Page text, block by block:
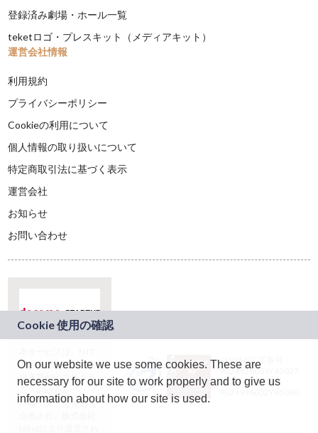
登録済み劇場・ホール一覧
teketロゴ・プレスキット（メディアキット）
運営会社情報
利用規約
プライバシーポリシー
Cookieの利用について
個人情報の取り扱いについて
特定商取引法に基づく表示
運営会社
お知らせ
お問い合わせ
ドコモグループの新
規事業創出プログラ
ム「docomo
STARTUP」を通じて
JASRAC許諾番号：
9024936001Y45037
JASRAC許諾番号：
On our website we use some cookies. These are
necessary for our site to work properly and to give us
information about how our site is used.